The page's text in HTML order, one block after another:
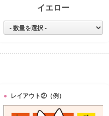
イエロー
レイアウト②（例）